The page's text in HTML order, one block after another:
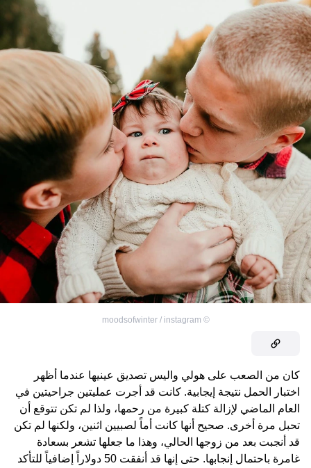
©
moodsofwinter / instagram
كان من الصعب على هولي واليس تصديق عينيها عندما أظهر
اختبار الحمل نتيجة إيجابية. كانت قد أجرت عمليتين جراحيتين في
العام الماضي لإزالة كتلة كبيرة من رحمها، ولذا لم تكن تتوقع أن
تحبل مرة أخرى. صحيح أنها كانت أماً لصبيين اثنين، ولكنها لم تكن
قد أنجبت بعد من زوجها الحالي، وهذا ما جعلها تشعر بسعادة
غامرة باحتمال إنجابها. حتى إنها قد أنفقت 50 دولاراً إضافياً للتأكد